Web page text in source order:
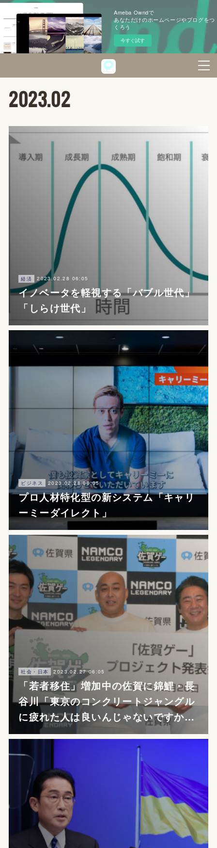
Ameba Owndで
あなただけのホームページやブログをつ
くろう
今すぐ試す
2023.02
経済 2023.02.28 06:05
イノベータを軽視する「バブル世代」
「しらけ世代」
ビジネス 2023.02.28 00:05
プロ人材特化型の新システム「キャリ
ーミーダイレクト」
社会・日本 2023.02.27 06:05
「若者移住」増加中の佐賀に錦鯉・長
谷川「東京のコンクリートジャングル
に疲れた人は良いんじゃないですか…